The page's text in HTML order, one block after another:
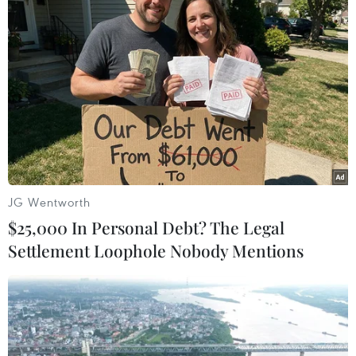
ASEAN Cup 2026 ngày 8/8: Xác định
đối thủ của đội tuyển Việt Nam ở bán
kết
08/08/2026 03:50
Tuyển Việt Nam giành vé vào
bán kết, vì sao ông Kim Sang-sik vẫn
không vui?
08/08/2026 03:37
Ông Kim Sang-sik trăn trở gì về
hàng phòng ngự trước bán kết
ASEAN Cup?
08/08/2026 00:13
JG Wentworth
$25,000 In Personal Debt? The Legal
Settlement Loophole Nobody Mentions